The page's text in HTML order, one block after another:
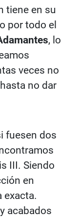
tiene en su
por todo el
, lo
veces no
no dar
fuesen dos
III. Siendo
en
exacta.
acabados